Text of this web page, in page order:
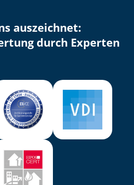
auszeichnet:
durch Experten